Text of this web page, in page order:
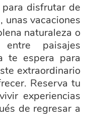
disfrutar de
unas vacaciones
naturaleza o
paisajes
te espera para
extraordinario
Reserva tu
experiencias
de regresar a